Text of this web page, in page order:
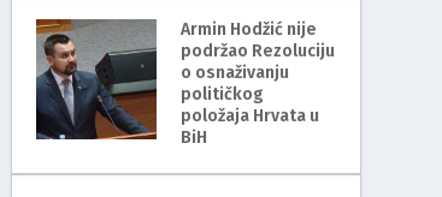
Armin Hodžić nije
podržao Rezoluciju
o osnaživanju
političkog
položaja Hrvata u
BiH